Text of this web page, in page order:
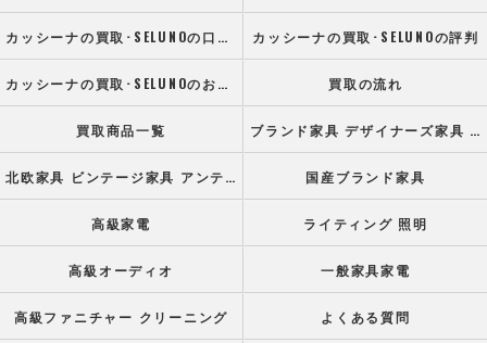
カッシーナの買取･SELUNOの口コミ情報 カッシーナの買取･SELUNOの評判
カッシーナの買取･SELUNOのお客様の声 買取の流れ
買取商品一覧 ブランド家具 デザイナーズ家具 高級オフィス家具
北欧家具 ビンテージ家具 アンティーク家具 国産ブランド家具
高級家電 ライティング 照明
高級オーディオ 一般家具家電
高級ファニチャー クリーニング よくある質問